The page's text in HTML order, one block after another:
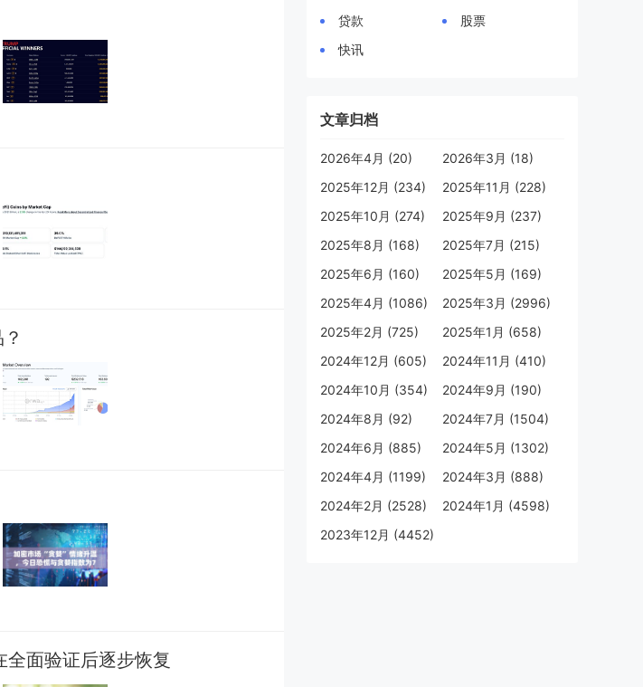
面验证后逐步恢复
贷款
股票
快讯
文章归档
2026年4月 (20)
2026年3月 (18)
2025年12月 (234)
2025年11月 (228)
2025年10月 (274)
2025年9月 (237)
2025年8月 (168)
2025年7月 (215)
2025年6月 (160)
2025年5月 (169)
2025年4月 (1086)
2025年3月 (2996)
2025年2月 (725)
2025年1月 (658)
2024年12月 (605)
2024年11月 (410)
2024年10月 (354)
2024年9月 (190)
2024年8月 (92)
2024年7月 (1504)
2024年6月 (885)
2024年5月 (1302)
2024年4月 (1199)
2024年3月 (888)
2024年2月 (2528)
2024年1月 (4598)
2023年12月 (4452)